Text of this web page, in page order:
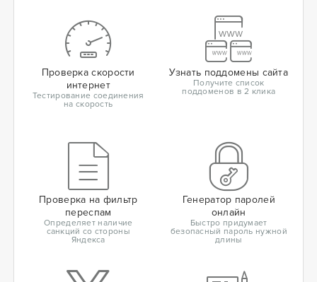
Проверка скорости
интернет
Тестирование соединения
на скорость
Узнать поддомены сайта
Получите список
поддоменов в 2 клика
Проверка на фильтр
переспам
Определяет наличие
санкций со стороны
Яндекса
Генератор паролей
онлайн
Быстро придумает
безопасный пароль нужной
длины